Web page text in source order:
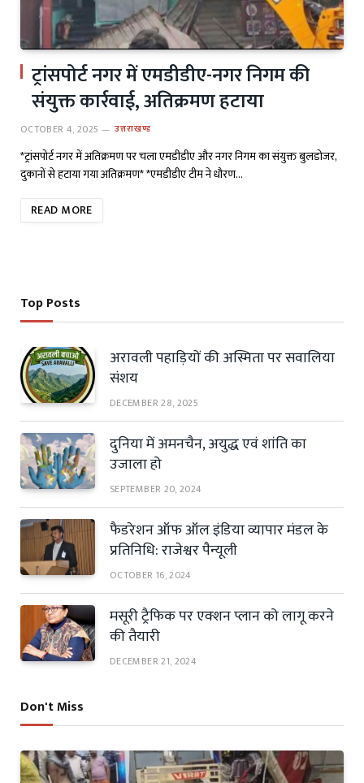
ट्रांसपोर्ट नगर में एमडीडीए-नगर निगम की
संयुक्त कार्रवाई, अतिक्रमण हटाया
OCTOBER 4, 2025 उत्तराखण्ड
*ट्रांसपोर्ट नगर में अतिक्रमण पर चला एमडीडीए और नगर निगम का संयुक्त बुलडोजर,
दुकानों से हटाया गया अतिक्रमण* *एमडीडीए टीम ने धौरण…
READ MORE
Top Posts
अरावली पहाड़ियों की अस्मिता पर सवालिया
संशय
DECEMBER 28, 2025
दुनिया में अमनचैन, अयुद्ध एवं शांति का
उजाला हो
SEPTEMBER 20, 2024
फैडरेशन ऑफ ऑल इंडिया व्यापार मंडल के
प्रतिनिधि: राजेश्वर पैन्यूली
OCTOBER 16, 2024
मसूरी ट्रैफिक पर एक्शन प्लान को लागू करने
की तैयारी
DECEMBER 21, 2024
Don't Miss